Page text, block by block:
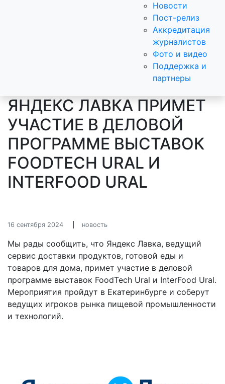
Новости
Пост-релиз
Аккредитация
журналистов
Фото и видео
Поддержка и
партнеры
ЯНДЕКС ЛАВКА ПРИМЕТ
УЧАСТИЕ В ДЕЛОВОЙ
ПРОГРАММЕ ВЫСТАВОК
FOODTECH URAL И
INTERFOOD URAL
16 сентября 2024 новость
Мы рады сообщить, что Яндекс Лавка, ведущий
сервис доставки продуктов, готовой еды и
товаров для дома, примет участие в деловой
программе выставок FoodTech Ural и InterFood Ural.
Мероприятия пройдут в Екатеринбурге и соберут
ведущих игроков рынка пищевой промышленности
и технологий.